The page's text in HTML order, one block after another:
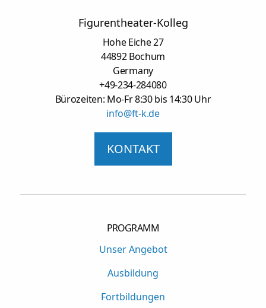
Figurentheater-Kolleg
Hohe Eiche 27
44892 Bochum
Germany
+49-234-284080
Bürozeiten: Mo-Fr 8:30 bis 14:30 Uhr
info@ft-k.de
KONTAKT
PROGRAMM
Unser Angebot
Ausbildung
Fortbildungen